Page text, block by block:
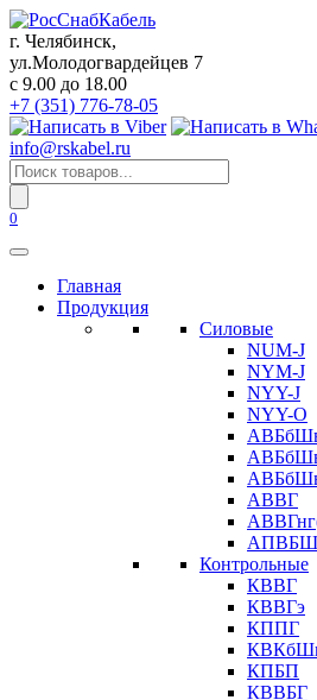
Перейти
к
содержанию
г. Челябинск,
ул.Молодогвардейцев 7
c 9.00 до 18.00
+7 (351) 776-78-05
info@rskabel.ru
Поиск
товаров
0
Главная
Продукция
Силовые
NUM-J
NYM-J
NYY-J
NYY-O
АВВГ
Контрольные
КВВГ
КВВГэ
КППГ
КПБП
КВВБГ